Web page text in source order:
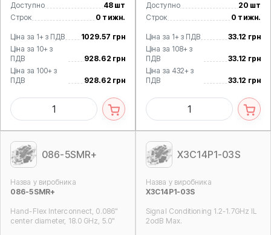
Доступно
48 шт
Строк
0 тижн.
Ціна за 1+ з ПДВ
1029.57 грн
Ціна за 10+ з
ПДВ
928.62 грн
Ціна за 100+ з
ПДВ
928.62 грн
Доступно
20 шт
Строк
0 тижн.
Ціна за 1+ з ПДВ
33.12 грн
Ціна за 108+ з
ПДВ
33.12 грн
Ціна за 432+ з
ПДВ
33.12 грн
086-5SMR+
Назва у виробника
086-5SMR+
Hand-Flex Interconnect, 0.086"
center diameter, 18.0 GHz, 5.0"
X3C14P1-03S
Назва у виробника
X3C14P1-03S
Signal Conditioning 1.2-1.7GHz IL
2odB Max.